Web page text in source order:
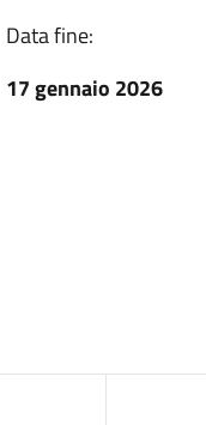
Data fine:
17 gennaio 2026